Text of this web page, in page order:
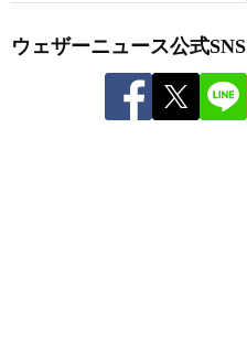
ウェザーニュース公式SNS